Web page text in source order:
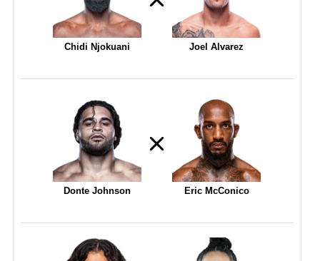
Chidi Njokuani Joel Alvarez
Donte Johnson Eric McConico